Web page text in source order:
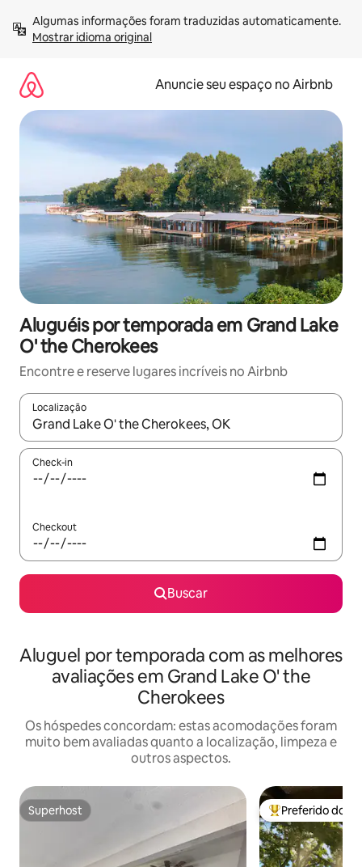
para
Mostrar idioma original
Anuncie seu espaço no Airbnb
Aluguéis por temporada em Grand Lake
O' the Cherokees
Encontre e reserve lugares incríveis no Airbnb
Localização
Quando os resultados estiverem disponíveis, explore-os
Check-in
Checkout
Buscar
Aluguel por temporada com as melhores
avaliações em Grand Lake O' the
Cherokees
Os hóspedes concordam: estas acomodações foram
muito bem avaliadas quanto a localização, limpeza e
outros aspectos.
Superhost
Superhost Entre os
Preferido dos